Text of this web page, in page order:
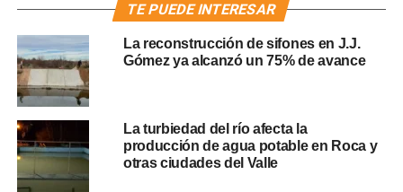
TE PUEDE INTERESAR
La reconstrucción de sifones en J.J.
Gómez ya alcanzó un 75% de avance
La turbiedad del río afecta la
producción de agua potable en Roca y
otras ciudades del Valle